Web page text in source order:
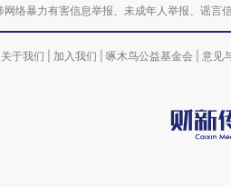
网络暴力有害信息举报、未成年人举报、
关于我们 加入我们 啄木鸟公益基金会 意见